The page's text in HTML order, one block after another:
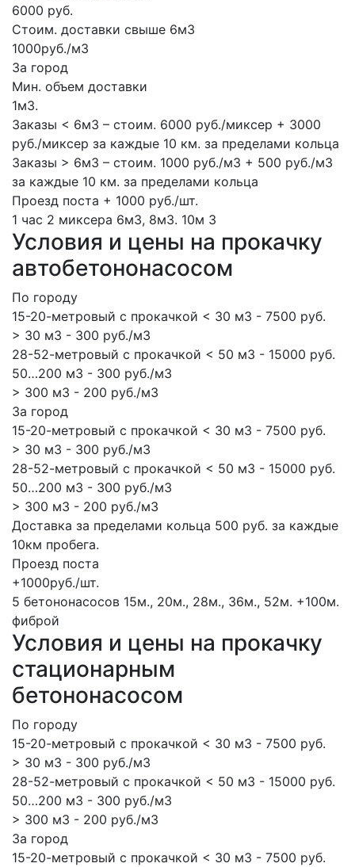
6000 руб.
Стоим. доставки свыше 6м3
1000руб./м3
За город
Мин. объем доставки
1м3.
Заказы < 6м3 – стоим. 6000 руб./миксер + 3000
руб./миксер за каждые 10 км. за пределами кольца
Заказы > 6м3 – стоим. 1000 руб./м3 + 500 руб./м3
за каждые 10 км. за пределами кольца
Проезд поста + 1000 руб./шт.
1 час 2 миксера 6м3, 8м3. 10м 3
Условия и цены на прокачку
автобетононасосом
По городу
15-20-метровый с прокачкой < 30 м3 - 7500 руб.
> 30 м3 - 300 руб./м3
28-52-метровый с прокачкой < 50 м3 - 15000 руб.
50…200 м3 - 300 руб./м3
> 300 м3 - 200 руб./м3
За город
15-20-метровый с прокачкой < 30 м3 - 7500 руб.
> 30 м3 - 300 руб./м3
28-52-метровый с прокачкой < 50 м3 - 15000 руб.
50…200 м3 - 300 руб./м3
> 300 м3 - 200 руб./м3
Доставка за пределами кольца 500 руб. за каждые
10км пробега.
Проезд поста
+1000руб./шт.
5 бетононасосов 15м., 20м., 28м., 36м., 52м. +100м.
фиброй
Условия и цены на прокачку
стационарным
бетононасосом
По городу
15-20-метровый с прокачкой < 30 м3 - 7500 руб.
> 30 м3 - 300 руб./м3
28-52-метровый с прокачкой < 50 м3 - 15000 руб.
50…200 м3 - 300 руб./м3
> 300 м3 - 200 руб./м3
За город
15-20-метровый с прокачкой < 30 м3 - 7500 руб.